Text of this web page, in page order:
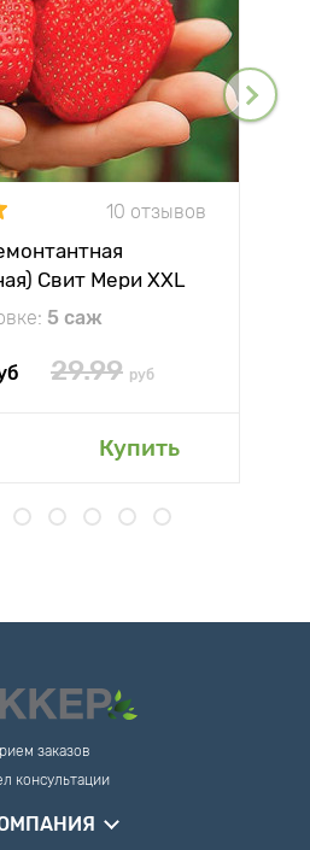
10 отзывов
Свит Мери XXL
5 саж
29.99 руб
Купить
заказов
консультации